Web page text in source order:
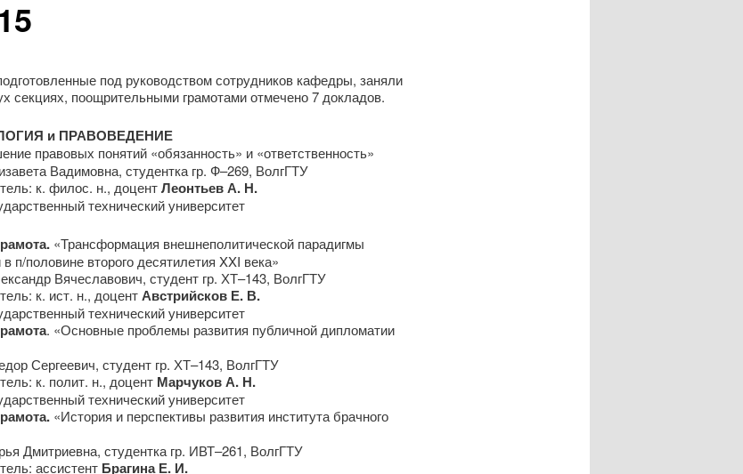
под руководством сотрудников кафедры, заняли
секциях, поощрительными грамотами отмечено 7 докладов.
и ПРАВОВЕДЕНИЕ
правовых понятий «обязанность» и «ответственность»
Вадимовна, студентка гр. Ф–269, ВолгГТУ
к. филос. н., доцентЛеонтьев А. Н.
технический университет
«Трансформация внешнеполитической парадигмы
п/половине второго десятилетия XXI века»
Вячеславович, студент гр. ХТ–143, ВолгГТУ
к. ист. н., доцентАвстрийсков Е. В.
технический университет
. «Основные проблемы развития публичной дипломатии
Сергеевич, студент гр. ХТ–143, ВолгГТУ
к. полит. н., доцент Марчуков А. Н.
технический университет
«История и перспективы развития института брачного
Дмитриевна, студентка гр. ИВТ–261, ВолгГТУ
ассистент Брагина Е. И.